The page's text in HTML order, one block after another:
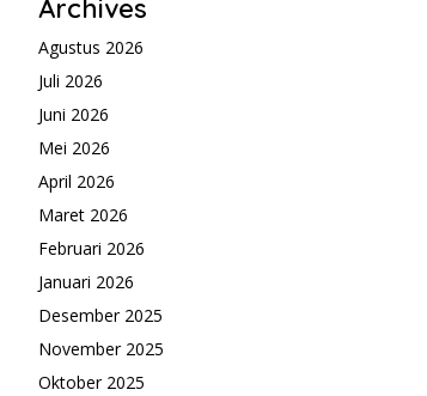
Archives
Agustus 2026
Juli 2026
Juni 2026
Mei 2026
April 2026
Maret 2026
Februari 2026
Januari 2026
Desember 2025
November 2025
Oktober 2025